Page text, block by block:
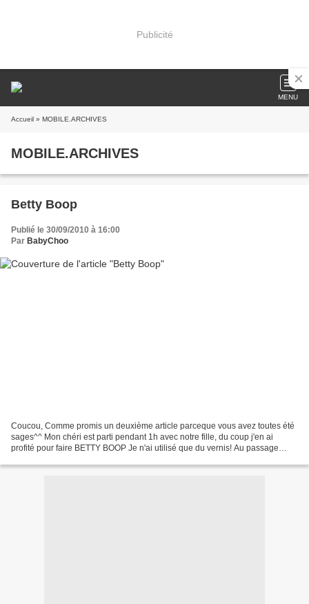
Publicité
MENU
Accueil » MOBILE.ARCHIVES
MOBILE.ARCHIVES
Betty Boop
Publié le 30/09/2010 à 16:00
Par BabyChoo
Coucou, Comme promis un deuxième article parceque vous avez toutes été
sages^^ Mon chéri est parti pendant 1h avec notre fille, du coup j'en ai
profité pour faire BETTY BOOP Je n'ai utilisé que du vernis! Au passage